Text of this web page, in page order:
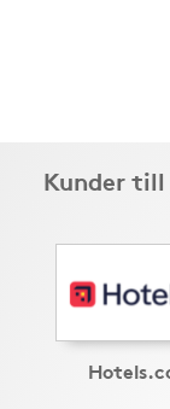
Kunder till